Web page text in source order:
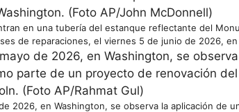
en una tubería del estanque reflectante del
de reparaciones, el viernes 5 de junio de 2026,
2026, en Washington, se observa la aplicación de